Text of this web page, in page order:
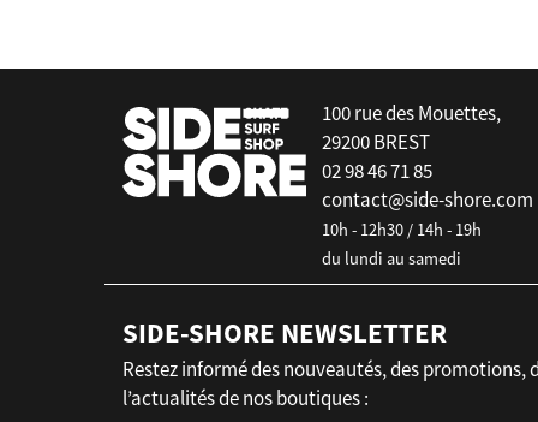
100 rue des Mouettes,
29200 BREST
02 98 46 71 85
contact@side-shore.com
10h - 12h30 / 14h - 19h
du lundi au samedi
SIDE-SHORE NEWSLETTER
Restez informé des nouveautés, des promotions,
l’actualités de nos boutiques :